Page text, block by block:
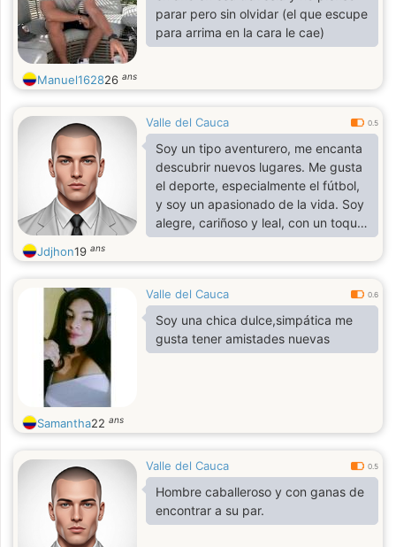
parar pero sin olvidar (el que escupe
para arrima en la cara le cae)
Manuel162826 ans
Valle del Cauca 0.5
Soy un tipo aventurero, me encanta
descubrir nuevos lugares. Me gusta
el deporte, especialmente el fútbol,
y soy un apasionado de la vida. Soy
alegre, cariñoso y leal, con un toque
de locura. Busco alguien que
comparta mi energía y mi pasión.
Jdjhon19 ans
Valle del Cauca 0.6
Soy una chica dulce,simpática me
gusta tener amistades nuevas
Samantha22 ans
Valle del Cauca 0.5
Hombre caballeroso y con ganas de
encontrar a su par.